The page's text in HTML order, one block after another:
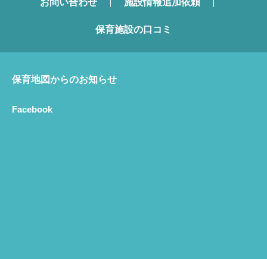
保育施設の口コミ
保育地図からのお知らせ
Facebook